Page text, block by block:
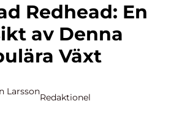
av Denna
Växt
Larsson
Redaktionel